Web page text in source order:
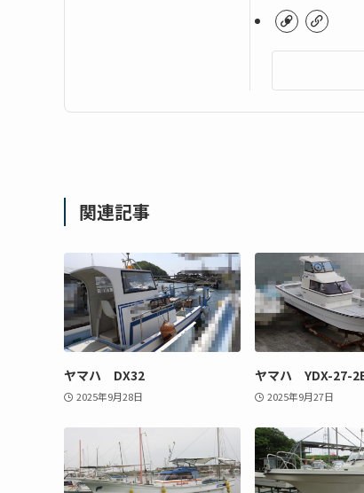
関連記事
ヤマハ DX32
2025年9月28日
ヤマハ YDX-27-
2025年9月27日